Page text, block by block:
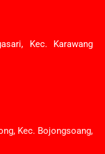
Kec. Karawang
Kec. Bojongsoang,